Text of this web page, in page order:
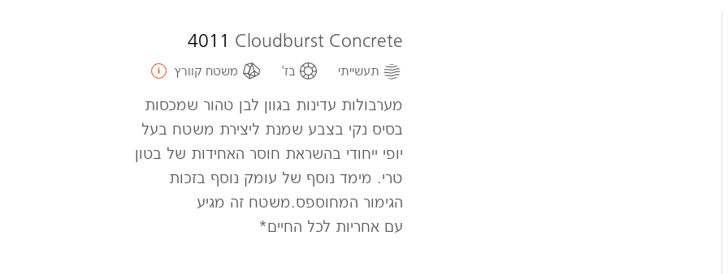
4011 Cloudburst Concrete
תעשייתי בז' משטח קוורץ
מערבולות עדינות בגוון לבן טהור שמכסות
בסיס נקי בצבע שמנת ליצירת משטח בעל
יופי ייחודי בהשראת חוסר האחידות של בטון
טרי. מימד נוסף של עומק נוסף בזכות
הגימור המחוספס.משטח זה מגיע
עם אחריות לכל החיים*